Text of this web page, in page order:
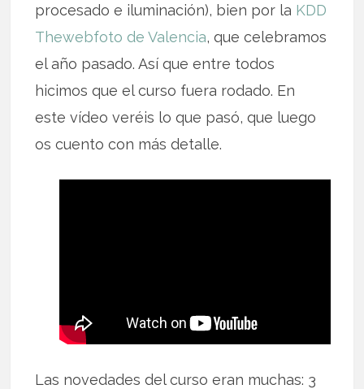
procesado e iluminación), bien por la KDD
Thewebfoto de Valencia, que celebramos
el año pasado. Así que entre todos
hicimos que el curso fuera rodado. En
este vídeo veréis lo que pasó, que luego
os cuento con más detalle.
Las novedades del curso eran muchas: 3